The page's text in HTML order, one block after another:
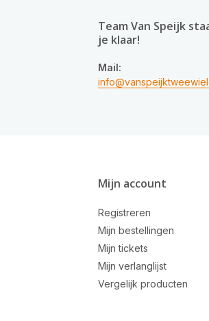
Team Van Speijk
je klaar!
Mail:
Mijn account
Registreren
Mijn bestellingen
Mijn tickets
Mijn verlanglijst
Vergelijk producten